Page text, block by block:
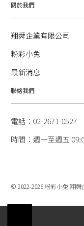
關於我們
翔舜企業有限公司
粉彩小兔
最新消息
聯絡我們
電話：02-2671-0527
時間：週一至週五
© 2022-2026 粉彩小兔 翔舜